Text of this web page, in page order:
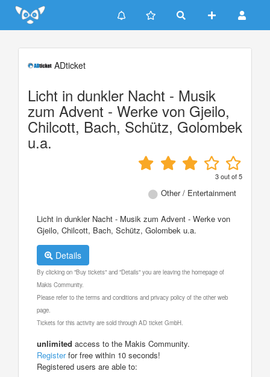
Update cookies preferences
ADticket
Licht in dunkler Nacht - Musik
zum Advent - Werke von Gjeilo,
Chilcott, Bach, Schütz, Golombek
u.a.
3out of5
Other / Entertainment
Licht in dunkler Nacht - Musik zum Advent - Werke von
Gjeilo, Chilcott, Bach, Schütz, Golombek u.a.
Details
By clicking on "Buy tickets" and "Details" you are leaving the homepage of
Makis Community.
Please refer to the terms and conditions and privacy policy of the other web
page.
Tickets for this activity are sold through AD ticket GmbH.
unlimited access to the Makis Community.
Registerfor free within 10 seconds!
Registered users are able to: